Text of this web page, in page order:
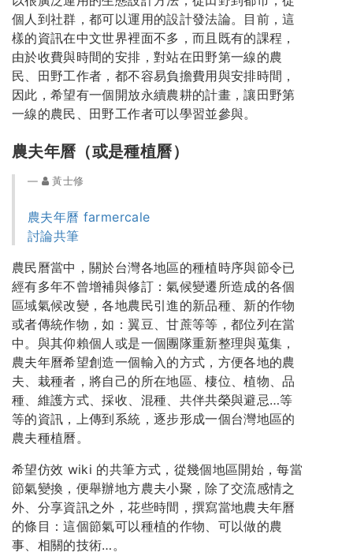
個人到社群，都可以運用的設計發法論。目前，這
樣的資訊在中文世界裡面不多，而且既有的課程，
由於收費與時間的安排，對站在田野第一線的農
民、田野工作者，都不容易負擔費用與安排時間，
因此，希望有一個開放永續農耕的計畫，讓田野第
一線的農民、田野工作者可以學習並參與。
農夫年曆（或是種植曆）
黃士修
農夫年曆 farmercale
討論共筆
農民曆當中，關於台灣各地區的種植時序與節令已
經有多年不曾增補與修訂：氣候變遷所造成的各個
區域氣候改變，各地農民引進的新品種、新的作物
或者傳統作物，如：翼豆、甘蔗等等，都位列在當
中。與其仰賴個人或是一個團隊重新整理與蒐集，
農夫年曆希望創造一個輸入的方式，方便各地的農
夫、栽種者，將自己的所在地區、棲位、植物、品
種、維護方式、採收、混種、共伴共榮與避忌…等
等的資訊，上傳到系統，逐步形成一個台灣地區的
農夫種植曆。
希望仿效 wiki 的共筆方式，從幾個地區開始，每當
節氣變換，便舉辦地方農夫小聚，除了交流感情之
外、分享資訊之外，花些時間，撰寫當地農夫年曆
的條目：這個節氣可以種植的作物、可以做的農
事、相關的技術…。